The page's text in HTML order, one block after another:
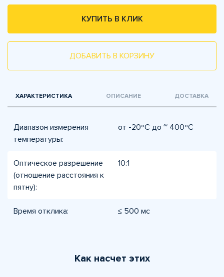
КУПИТЬ В КЛИК
ДОБАВИТЬ В КОРЗИНУ
ХАРАКТЕРИСТИКА ОПИСАНИЕ ДОСТАВКА
Диапазон измерения
температуры:
от -20ºC до ~ 400ºC
Оптическое разрешение
(отношение расстояния к
пятну):
10:1
Время отклика: ≤ 500 мс
Как насчет этих